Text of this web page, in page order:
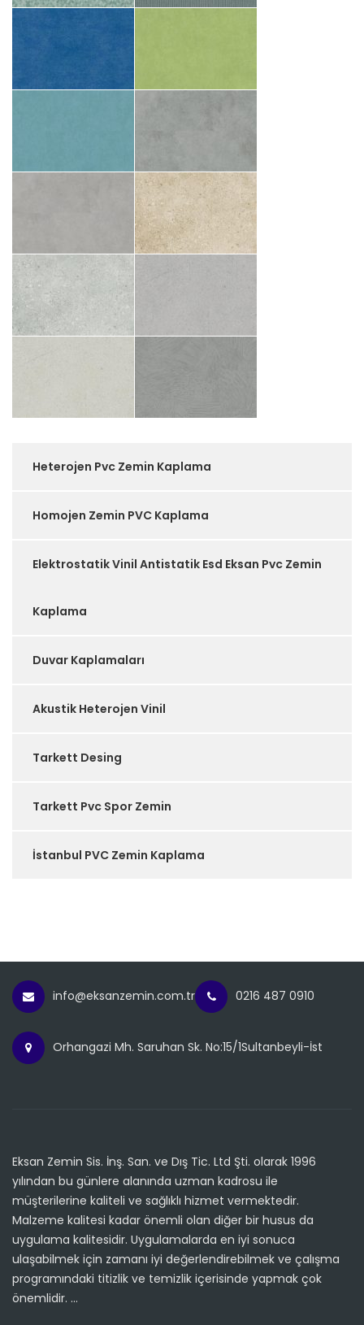
Heterojen Pvc Zemin Kaplama
Homojen Zemin PVC Kaplama
Elektrostatik Vinil Antistatik Esd Eksan Pvc Zemin
Kaplama
Duvar Kaplamaları
Akustik Heterojen Vinil
Tarkett Desing
Tarkett Pvc Spor Zemin
İstanbul PVC Zemin Kaplama
info@eksanzemin.com.tr 0216 487 0910
Orhangazi Mh. Saruhan Sk. No:15/1Sultanbeyli-İst
Eksan Zemin Sis. İnş. San. ve Dış Tic. Ltd Şti. olarak 1996
yılından bu günlere alanında uzman kadrosu ile
müşterilerine kaliteli ve sağlıklı hizmet vermektedir.
Malzeme kalitesi kadar önemli olan diğer bir husus da
uygulama kalitesidir. Uygulamalarda en iyi sonuca
ulaşabilmek için zamanı iyi değerlendirebilmek ve çalışma
programındaki titizlik ve temizlik içerisinde yapmak çok
önemlidir. ...